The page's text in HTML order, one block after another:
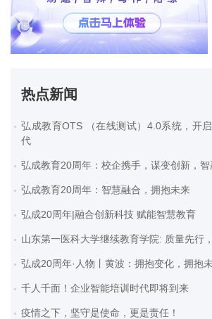
热点新闻
弘成教育OTS （在线测试）4.0系统，开
代
弘成教育20周年：校企携手，谋变创新，
弘成教育20周年：智慧融合，拥抱未来
弘成20周年|融合创新科技 赋能智慧教育
山东第一医科大学继续教育学院: 质量先行
弘成20周年·人物丨黄波：拥抱变化，拥抱
千人千面！企业智能培训时代即将到来
疫情之下，坚守是使命，更是责任！